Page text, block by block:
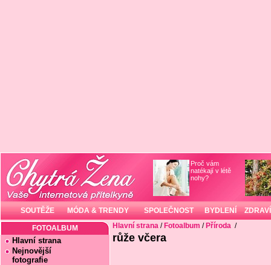
Proč vám
natékají v létě
nohy?
SOUTĚŽE MÓDA & TRENDY SPOLEČNOST BYDLENÍ ZDRAVÍ
FOTOALBUM
Hlavní strana
Nejnovější
fotografie
Hlavní strana / Fotoalbum / Příroda /
růže včera